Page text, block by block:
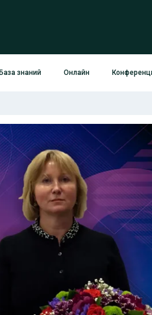
База знаний Онлайн